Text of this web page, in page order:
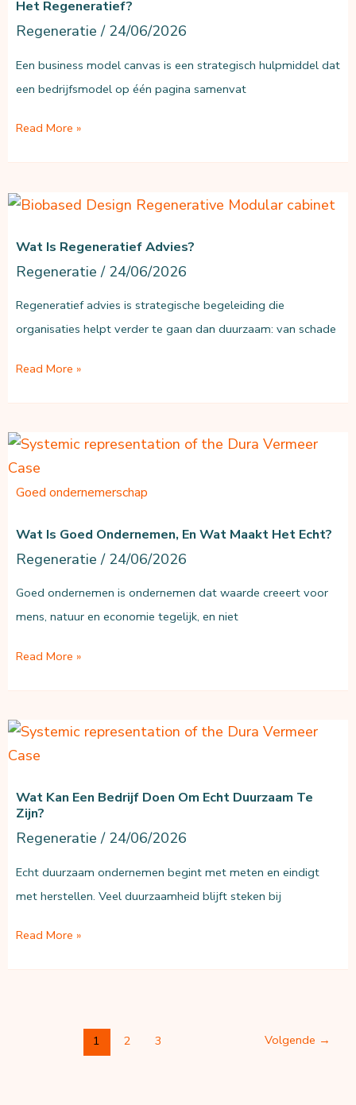
Het Regeneratief?
Regeneratie / 24/06/2026
Een business model canvas is een strategisch hulpmiddel dat
een bedrijfsmodel op één pagina samenvat
Wat
business
canvas,
en
wordt
het
regeneratief?
Read More »
Wat Is Regeneratief Advies?
Regeneratie / 24/06/2026
Regeneratief advies is strategische begeleiding die
organisaties helpt verder te gaan dan duurzaam: van schade
Wat
advies?
Read More »
Goed ondernemerschap
Wat Is Goed Ondernemen, En Wat Maakt Het Echt?
Regeneratie / 24/06/2026
Goed ondernemen is ondernemen dat waarde creeert voor
mens, natuur en economie tegelijk, en niet
Wat
ondernemen,
en
maakt
het
echt?
Read More »
Wat Kan Een Bedrijf Doen Om Echt Duurzaam Te
Zijn?
Regeneratie / 24/06/2026
Echt duurzaam ondernemen begint met meten en eindigt
met herstellen. Veel duurzaamheid blijft steken bij
Wat
Read More »
1 2 3 Volgende →